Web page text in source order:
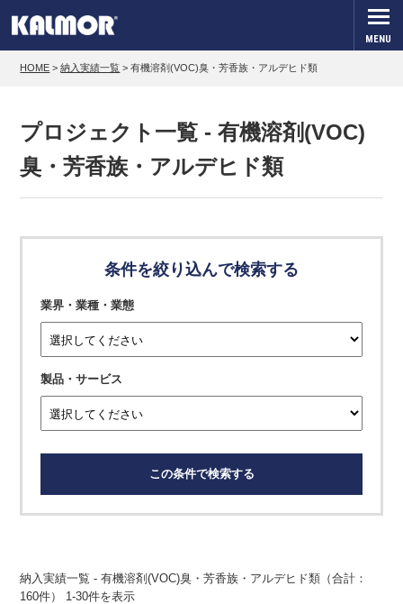
MENU
HOME >納入実績一覧 >有機溶剤(VOC)臭・芳香族・アルデヒド類
プロジェクト一覧 - 有機溶剤(VOC)
臭・芳香族・アルデヒド類
条件を絞り込んで検索する
業界・業種・業態
製品・サービス
この条件で検索する
納入実績一覧 - 有機溶剤(VOC)臭・芳香族・アルデヒド類（合計：
160件） 1-30件を表示